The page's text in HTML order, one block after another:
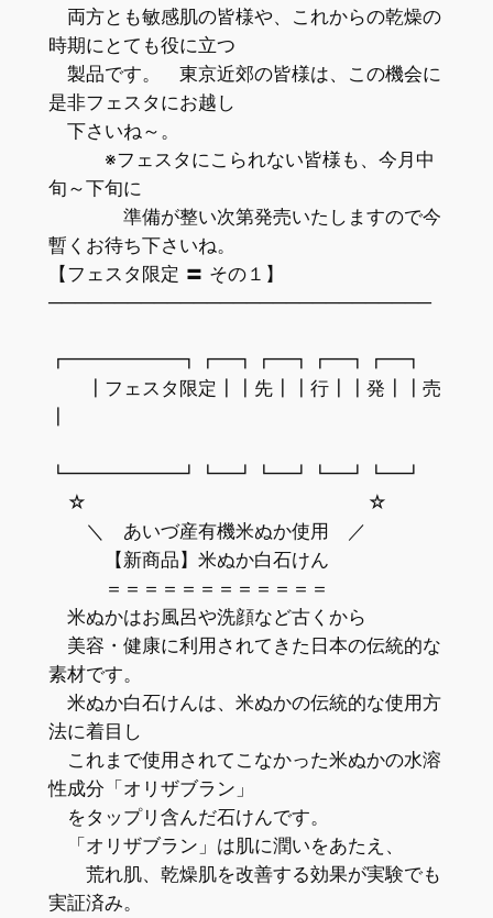
両方とも敏感肌の皆様や、これからの乾燥の
時期にとても役に立つ
製品です。 東京近郊の皆様は、この機会に
是非フェスタにお越し
下さいね～。
※フェスタにこられない皆様も、今月中
旬～下旬に
準備が整い次第発売いたしますので今
暫くお待ち下さいね。
【フェスタ限定 〓 その１】
─────────────────────────────
┏━━━━━━┓┏━┓┏━┓┏━┓┏━┓
┃フェスタ限定┃┃先┃┃行┃┃発┃┃売
┗━━━━━━┛┗━┛┗━┛┗━┛┗━┛
☆ ☆
＼ あいづ産有機米ぬか使用 ／
【新商品】米ぬか白石けん
＝＝＝＝＝＝＝＝＝＝＝＝
米ぬかはお風呂や洗顔など古くから
美容・健康に利用されてきた日本の伝統的な
素材です。
米ぬか白石けんは、米ぬかの伝統的な使用方
法に着目し
これまで使用されてこなかった米ぬかの水溶
性成分「オリザブラン」
をタップリ含んだ石けんです。
「オリザブラン」は肌に潤いをあたえ、
荒れ肌、乾燥肌を改善する効果が実験でも
実証済み。